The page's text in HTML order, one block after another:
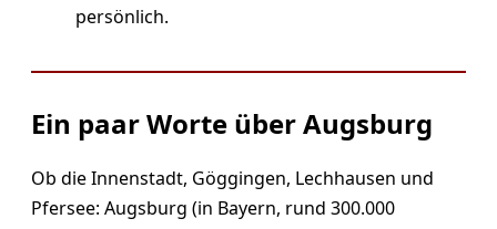
persönlich.
Ein paar Worte über Augsburg
Ob die Innenstadt, Göggingen, Lechhausen und
Pfersee: Augsburg (in Bayern, rund 300.000